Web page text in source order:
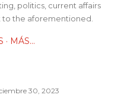
politics, current affairs
the aforementioned.
MÁS…
30, 2023